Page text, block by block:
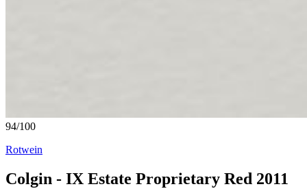
94/100
Rotwein
Colgin - IX Estate Proprietary Red 2011